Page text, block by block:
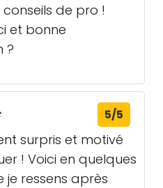
de pro !
et bonne
?
5/5
surpris et motivé
! Voici en quelques
je ressens après